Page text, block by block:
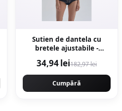
Sutien de dantela cu
bretele ajustabile -
34,94 lei182,97 lei
Cumpără